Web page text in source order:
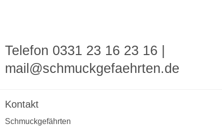
Telefon 0331 23 16 23 16
mail@schmuckgefaehrten.de
Kontakt
Schmuckgefährten